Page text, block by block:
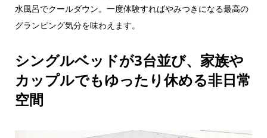
水風呂でクールダウン。一度体験すればやみつきになる最高の
グランピング気分を味わえます。
シングルベッドが3台並び、家族や
カップルでもゆったり休める非日常
空間